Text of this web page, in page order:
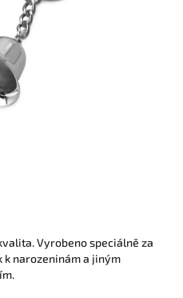
Vyrobeno speciálně za
k narozeninám a jiným